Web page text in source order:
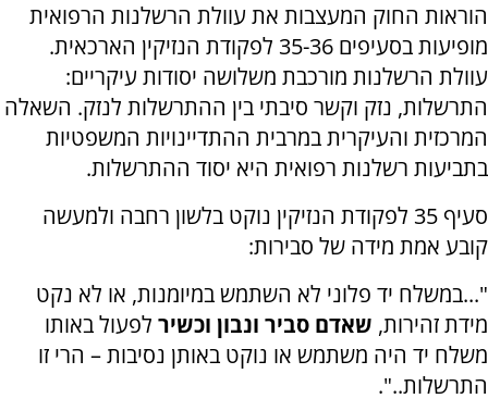
הוראות החוק המעצבות את עוולת הרשלנות הרפואית
מופיעות בסעיפים 35-36 לפקודת הנזיקין הארכאית.
עוולת הרשלנות מורכבת משלושה יסודות עיקריים:
התרשלות, נזק וקשר סיבתי בין ההתרשלות לנזק. השאלה
המרכזית והעיקרית במרבית ההתדיינויות המשפטיות
בתביעות רשלנות רפואית היא יסוד ההתרשלות.
סעיף 35 לפקודת הנזיקין נוקט בלשון רחבה ולמעשה
קובע אמת מידה של סבירות:
"...במשלח יד פלוני לא השתמש במיומנות, או לא נקט
מידת זהירות, שאדם סביר ונבון וכשיר לפעול באותו
משלח יד היה משתמש או נוקט באותן נסיבות – הרי זו
התרשלות..".